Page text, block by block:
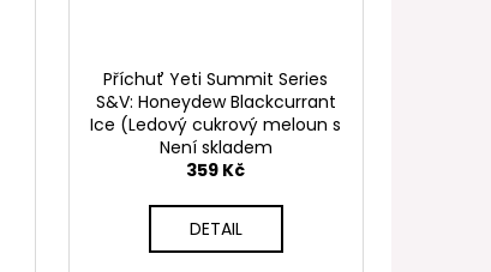
Příchuť Yeti Summit Series
S&V: Honeydew Blackcurrant
Ice (Ledový cukrový meloun s
rybízem) 10ml
Není skladem
359 Kč
DETAIL